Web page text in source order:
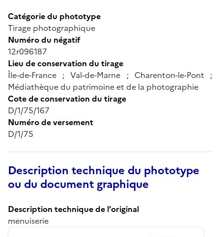
Catégorie du phototype
Tirage photographique
Numéro du négatif
12r096187
Lieu de conservation du tirage
Île-de-France ; Val-de-Marne ; Charenton-le-Pont ;
Médiathèque du patrimoine et de la photographie
Cote de conservation du tirage
D/1/75/167
Numéro de versement
D/1/75
Description technique du phototype
ou du document graphique
Description technique de l'original
menuiserie